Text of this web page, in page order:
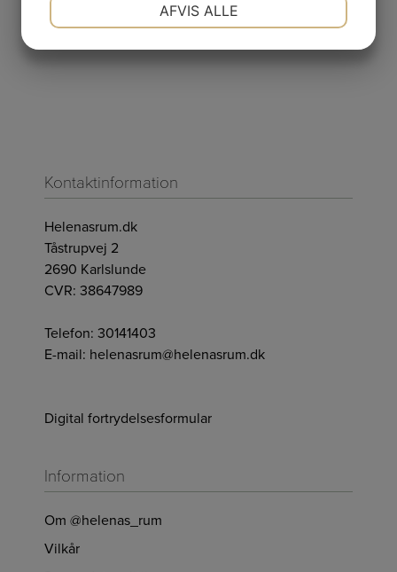
Kontaktinformation
Helenasrum.dk
Tåstrupvej 2
2690 Karlslunde
CVR: 38647989
Telefon: 30141403
E-mail: helenasrum@helenasrum.dk
Digital fortrydelsesformular
Information
Om @helenas_rum
Vilkår
AFVIS ALLE